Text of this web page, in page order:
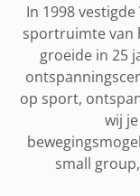
In 1998
sportruimte van
groeide in 25
op sport,
wij
small